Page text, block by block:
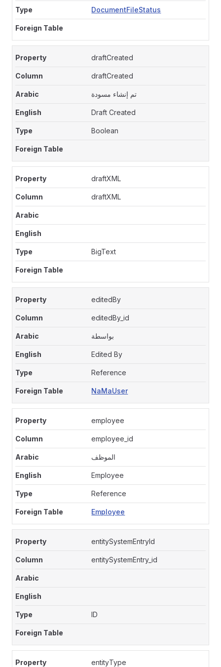
DocumentFileStatus
draftCreated
draftCreated
تم إنشاء مسودة
Draft Created
Boolean
draftXML
draftXML
BigText
editedBy
editedBy_id
بواسطة
Edited By
Reference
NaMaUser
employee
employee_id
الموظف
Employee
Reference
Employee
entitySystemEntryId
entitySystemEntry_id
ID
entityType